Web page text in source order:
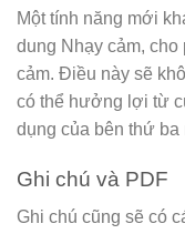
Một tính năng mới
dung Nhạy cảm,
cảm. Điều này sẽ
có thể hưởng lợi từ
dụng của bên thứ ba
Ghi chú và PDF
Ghi chú cũng sẽ có